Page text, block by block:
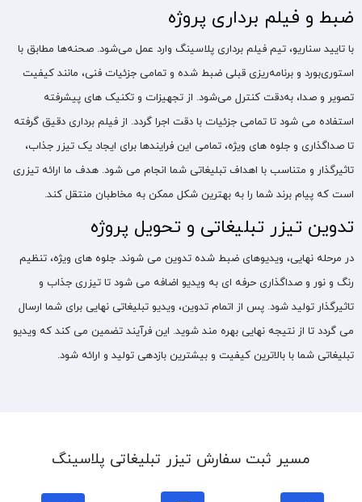
ضبط و فیلم‌ برداری پروژه
با تایید سناریو، تیم فیلم‌ برداری پلاسینگ وارد عمل می‌شود. صحنه‌ها مطابق با
استوری‌بورد و برنامه‌ریزی قبلی ضبط شده و تمامی جزئیات فنی، مانند کیفیت
تصویر و صدا، به‌دقت کنترل می‌شود. از تجهیزات و تکنیک‌ های پیشرفته
استفاده می‌ شود تا تمامی جزئیات با دقت اجرا گردد. از فیلم‌ برداری دقیق گرفته
تا صداگذاری و جلوه‌ های ویژه، تمامی این فرایندها برای ایجاد یک تیزر جذاب،
تاثیرگذار و متناسب با اهداف تبلیغاتی شما انجام می‌ شود. هدف ما ارائه تیزری
است که پیام برند شما را به بهترین شکل ممکن به مخاطبان منتقل کند.
تدوین تیزر تبلیغاتی و تحویل پروژه
در مرحله نهایی، ویدیوهای ضبط‌ شده تدوین می‌ شوند. جلوه‌ های ویژه، تنظیم
رنگ و نور و صداگذاری حرفه‌ ای به ویدیو اضافه می‌ شود تا تیزری جذاب و
تاثیرگذار تولید شود. پس از اتمام تدوین، ویدیو تبلیغاتی نهایی برای شما ارسال
می‌ گردد تا از نتیجه نهایی بهره‌ مند شوید. این فرآیند تضمین می کند که ویدیو
تبلیغاتی شما با بالاترین کیفیت و بیشترین بازدهی تولید و ارائه شود.
مسیر ثبت سفارش تیزر تبلیغاتی پلاسینگ